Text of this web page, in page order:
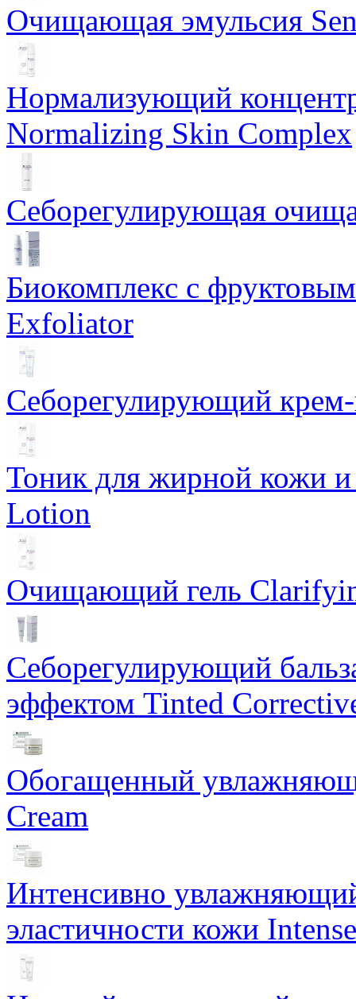
Очищающая эмульсия
Нормализующий
Normalizing Skin Complex
Себорегулирующая
Биокомплекс с
Exfoliator
Себорегулирующий
Тоник для жирной кожи
Lotion
Очищающий гель
Себорегулирующий
эффектом Tinted
Обогащенный
Cream
Интенсивно
эластичности кожи